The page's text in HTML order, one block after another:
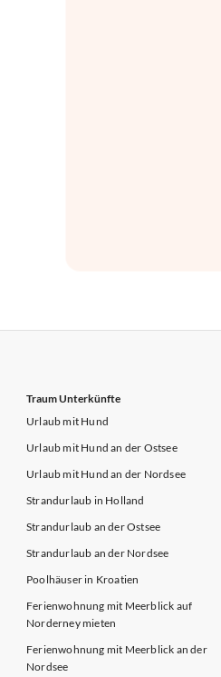
Traum Unterkünfte
Urlaub mit Hund
Urlaub mit Hund an der Ostsee
Urlaub mit Hund an der Nordsee
Strandurlaub in Holland
Strandurlaub an der Ostsee
Strandurlaub an der Nordsee
Poolhäuser in Kroatien
Ferienwohnung mit Meerblick auf
Norderney mieten
Ferienwohnung mit Meerblick an der
Nordsee